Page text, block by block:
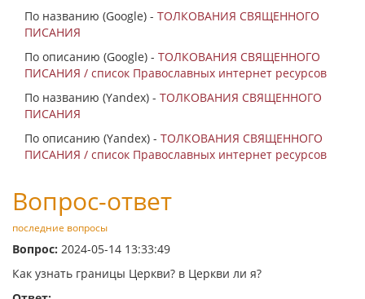
По названию (Google) - ТОЛКОВАНИЯ СВЯЩЕННОГО
ПИСАНИЯ
По описанию (Google) - ТОЛКОВАНИЯ СВЯЩЕННОГО
ПИСАНИЯ / список Православных интернет ресурсов
По названию (Yandex) - ТОЛКОВАНИЯ СВЯЩЕННОГО
ПИСАНИЯ
По описанию (Yandex) - ТОЛКОВАНИЯ СВЯЩЕННОГО
ПИСАНИЯ / список Православных интернет ресурсов
Вопрос-ответ
последние вопросы
Вопрос: 2024-05-14 13:33:49
Как узнать границы Церкви? в Церкви ли я?